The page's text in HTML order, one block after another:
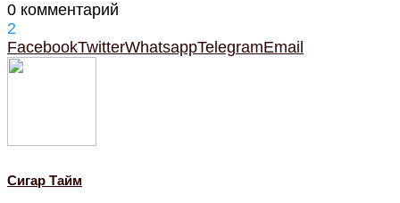
0 комментарий
2
FacebookTwitterWhatsappTelegramEmail
Cигар Тайм